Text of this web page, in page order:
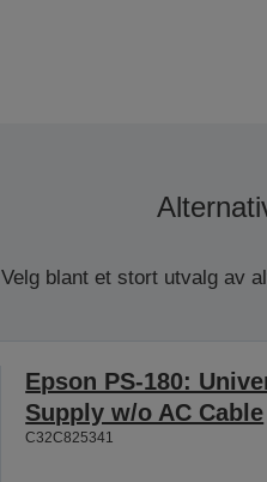
Velg blant et stort utvalg av
Epson PS-180:
Supply w/o AC Cable
C32C825341